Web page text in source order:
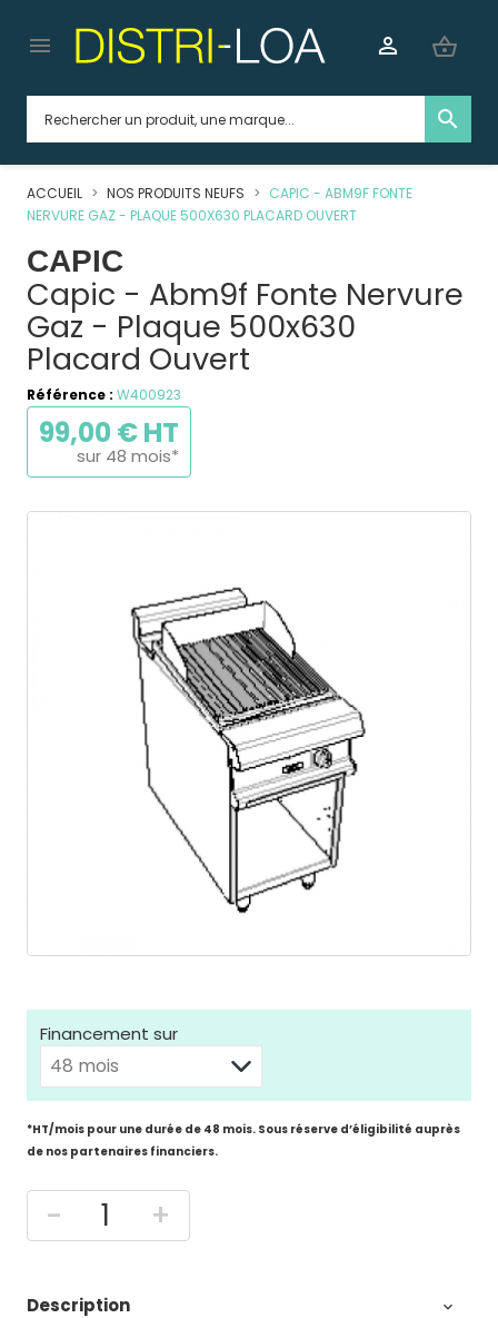
search
 shopping_basket

ACCUEIL NOS PRODUITS NEUFS
CAPIC - ABM9F FONTE
NERVURE GAZ - PLAQUE 500X630 PLACARD OUVERT
CAPIC
Capic - Abm9f Fonte Nervure
Gaz - Plaque 500x630
Placard Ouvert
Référence : W400923
99,00 € HT
sur 48 mois*
Financement sur
*HT/mois pour une durée de 48 mois. Sous réserve d’éligibilité auprès
de nos partenaires financiers.
- +
Description 